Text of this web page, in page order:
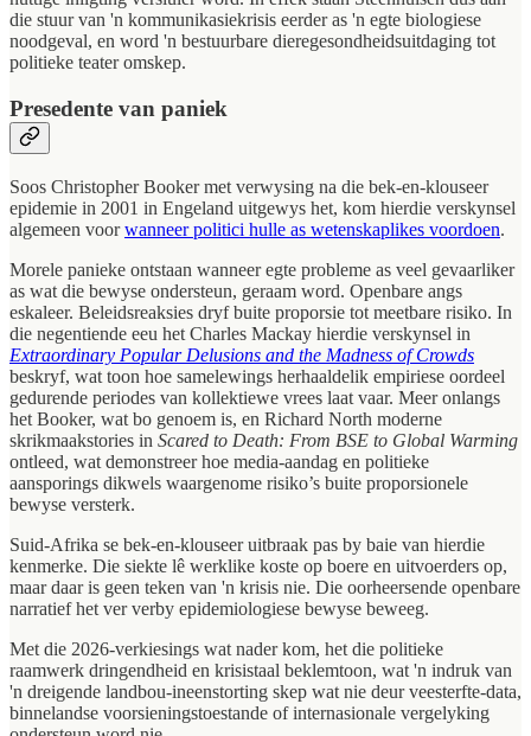
die stuur van 'n kommunikasiekrisis eerder as 'n egte biologiese
noodgeval, en word 'n bestuurbare dieregesondheidsuitdaging tot
politieke teater omskep.
Presedente van paniek
Soos Christopher Booker met verwysing na die bek-en-klouseer
epidemie in 2001 in Engeland uitgewys het, kom hierdie verskynsel
algemeen voorwanneer politici hulle as wetenskaplikes voordoen.
Morele panieke ontstaan wanneer egte probleme as veel gevaarliker
as wat die bewyse ondersteun, geraam word. Openbare angs
eskaleer. Beleidsreaksies dryf buite proporsie tot meetbare risiko. In
die negentiende eeu het Charles Mackay hierdie verskynsel in
Extraordinary Popular Delusions and the Madness of Crowds
beskryf, wat toon hoe samelewings herhaaldelik empiriese oordeel
gedurende periodes van kollektiewe vrees laat vaar. Meer onlangs
het Booker, wat bo genoem is, en Richard North moderne
skrikmaakstories in Scared to Death: From BSE to Global Warming
ontleed, wat demonstreer hoe media-aandag en politieke
aansporings dikwels waargenome risiko’s buite proporsionele
bewyse versterk.
Suid-Afrika se bek-en-klouseer uitbraak pas by baie van hierdie
kenmerke. Die siekte lê werklike koste op boere en uitvoerders op,
maar daar is geen teken van 'n krisis nie. Die oorheersende openbare
narratief het ver verby epidemiologiese bewyse beweeg.
Met die 2026-verkiesings wat nader kom, het die politieke
raamwerk dringendheid en krisistaal beklemtoon, wat 'n indruk van
'n dreigende landbou-ineenstorting skep wat nie deur veesterfte-data,
binnelandse voorsieningstoestande of internasionale vergelyking